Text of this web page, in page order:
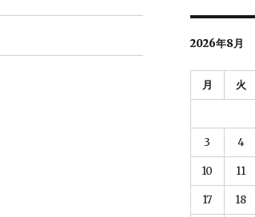
2026年8月
月 火
3 4
10 11
17 18